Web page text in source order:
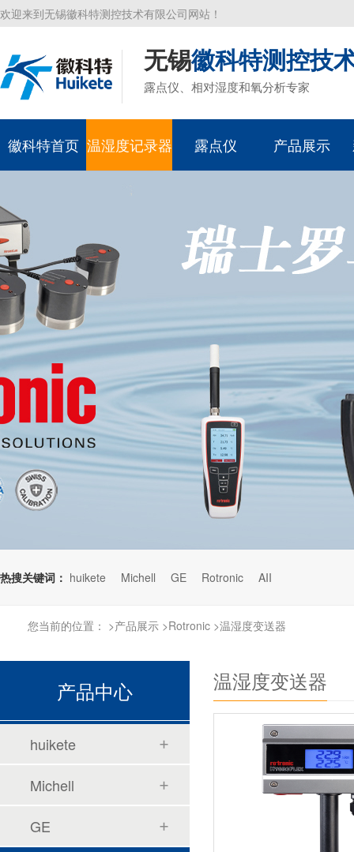
欢迎来到无锡徽科特测控技术有限公司网站！
无锡徽科特测控技
露点仪、相对湿度和氧分析专家
徽科特首页 温湿度记录器 露点仪 产品展示
热搜关键词： huikete Michell GE Rotronic AII
您当前的位置： >产品展示 >Rotronic >温湿度变送器
温湿度变送器
产品中心
huikete
Michell
GE